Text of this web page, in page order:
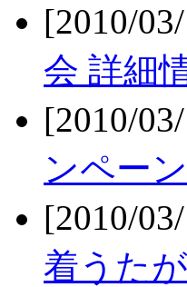
[2010/
会 詳細
[2010/
ンペー
[2010/
着うた